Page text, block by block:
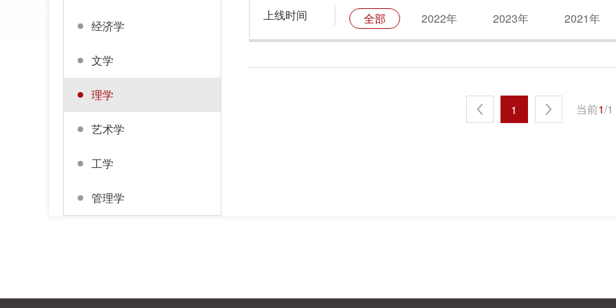
经济学
文学
理学
艺术学
工学
管理学
上线时间 全部 2022年 2023年 2021年
1 当前1/1